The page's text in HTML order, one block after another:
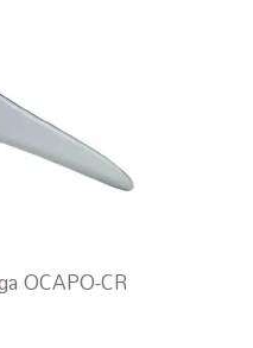
OCAPO-CR